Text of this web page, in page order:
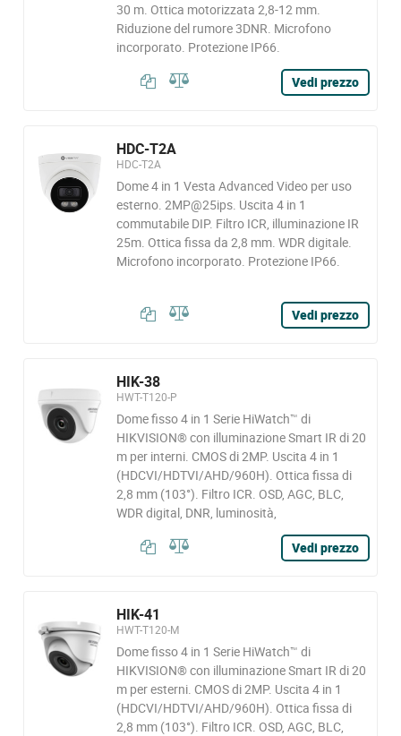
30 m. Ottica motorizzata 2,8-12 mm.
Riduzione del rumore 3DNR. Microfono
incorporato. Protezione IP66.
Vedi prezzo
HDC-T2A
HDC-T2A
Dome 4 in 1 Vesta Advanced Video per uso
esterno. 2MP@25ips. Uscita 4 in 1
commutabile DIP. Filtro ICR, illuminazione IR
25m. Ottica fissa da 2,8 mm. WDR digitale.
Microfono incorporato. Protezione IP66.
Vedi prezzo
HIK-38
HWT-T120-P
Dome fisso 4 in 1 Serie HiWatch™ di
HIKVISION® con illuminazione Smart IR di 20
m per interni. CMOS di 2MP. Uscita 4 in 1
(HDCVI/HDTVI/AHD/960H). Ottica fissa di
2,8 mm (103°). Filtro ICR. OSD, AGC, BLC,
WDR digital, DNR, luminosità,
Vedi prezzo
HIK-41
HWT-T120-M
Dome fisso 4 in 1 Serie HiWatch™ di
HIKVISION® con illuminazione Smart IR di 20
m per esterni. CMOS di 2MP. Uscita 4 in 1
(HDCVI/HDTVI/AHD/960H). Ottica fissa di
2,8 mm (103°). Filtro ICR. OSD, AGC, BLC,